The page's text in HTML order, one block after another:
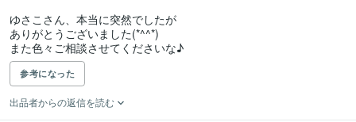
ゆさこさん、本当に突然でしたが
ありがとうございました(*^^*)
また色々ご相談させてくださいな♪
参考になった
出品者からの返信を読む